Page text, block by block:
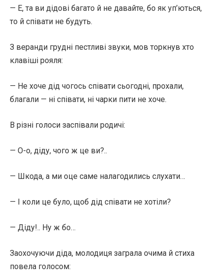
— Е, та ви дідові багато й не давайте, бо як уп’ються,
то й співати не будуть.
З веранди грудні пестливі звуки, мов торкнув хто
клавіші рояля:
— Не хоче дід чогось співати сьогодні, прохали,
благали — ні співати, ні чарки пити не хоче.
В різні голоси заспівали родичі:
— О-о, діду, чого ж це ви?..
— Шкода, а ми оце саме налагодились слухати…
— І коли це було, щоб дід співати не хотіли?
— Діду!.. Ну ж бо…
Заохочуючи діда, молодиця заграла очима й стиха
повела голосом: